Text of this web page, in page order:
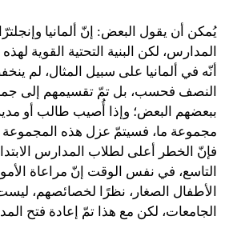
يُمكن أن يقول البعض: إنّ ألمانيا
المدارس، لكن البنية التحتية القوية
أنّه في ألمانيا على سبيل المثال، لم
النصف فحسب، بل تمّ تقسيمهم إلى
ببعضهم البعض؛ وإذا أُصيب طالب أو
مجموعة ما، فسيتمّ عزل هذه المجموعة
فإنّ الخطر أعلى لطلاب المدارس
التاسع، في نفس الوقت إنّ مراعاة
الأطفال الصغار، نظرًا لخصائصهم،
الجامعات، لكن مع هذا تمّ إعادة فتح